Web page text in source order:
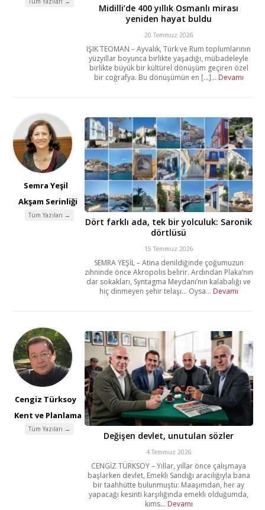
Midilli’de 400 yıllık Osmanlı mirası
yeniden hayat buldu
20 Temmuz 2026
IŞIK TEOMAN – Ayvalık, Türk ve Rum toplumlarının
yüzyıllar boyunca birlikte yaşadığı, mübadeleyle
birlikte büyük bir kültürel dönüşüm geçiren özel
bir coğrafya. Bu dönüşümün en [...]... Devamı
Semra Yeşil
Akşam Serinliği
Tüm Yazıları →
Dört farklı ada, tek bir yolculuk: Saronik
dörtlüsü
15 Temmuz 2026
SEMRA YEŞİL – Atina denildiğinde çoğumuzun
zihninde önce Akropolis belirir. Ardından Plaka’nın
dar sokakları, Syntagma Meydanı’nın kalabalığı ve
hiç dinmeyen şehir telaşı… Oysa... Devamı
Cengiz Türksoy
Kent ve Planlama
Tüm Yazıları →
Değişen devlet, unutulan sözler
4 Temmuz 2026
CENGİZ TÜRKSOY – Yıllar, yıllar önce çalışmaya
başlarken devlet, Emekli Sandığı aracılığıyla bana
bir taahhütte bulunmuştu: Maaşımdan, her ay
yapacağı kesinti karşılığında emekli olduğumda,
kims... Devamı